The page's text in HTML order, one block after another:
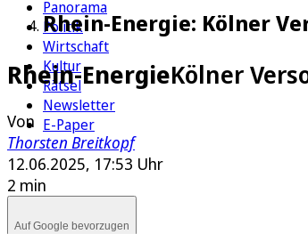
Panorama
Politik
Wirtschaft
Kultur
Rätsel
Newsletter
E-Paper
Rhein-Energie: Kölner
Rhein-EnergieKölner
Von
Thorsten Breitkopf
12.06.2025, 17:53 Uhr
2 min
Auf Google bevorzugen